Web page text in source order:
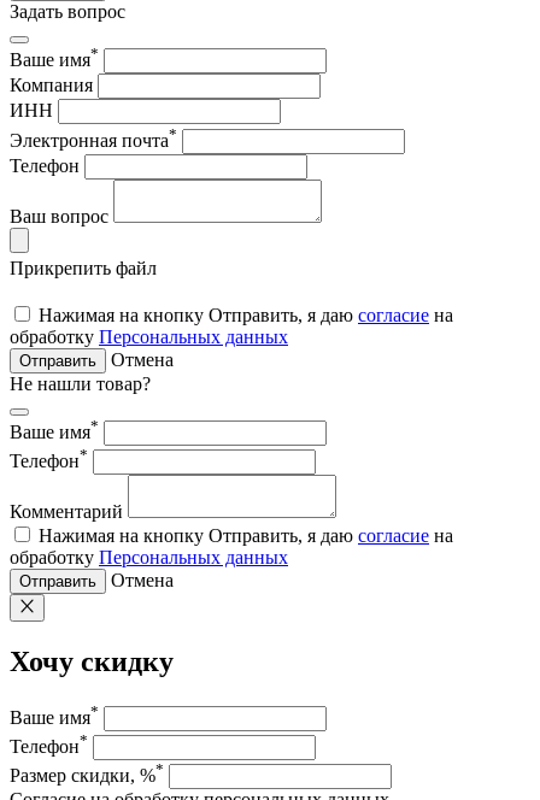
Задать вопрос
Ваше имя*
Компания
ИНН
Электронная почта*
Телефон
Ваш вопрос
Прикрепить файл
Нажимая на кнопку Отправить, я даю согласие на
обработку Персональных данных
Отправить
Отмена
Не нашли товар?
Ваше имя*
Телефон*
Комментарий
Нажимая на кнопку Отправить, я даю согласие на
обработку Персональных данных
Отправить Отмена
Хочу скидку
Ваше имя*
Телефон*
Размер скидки, %*